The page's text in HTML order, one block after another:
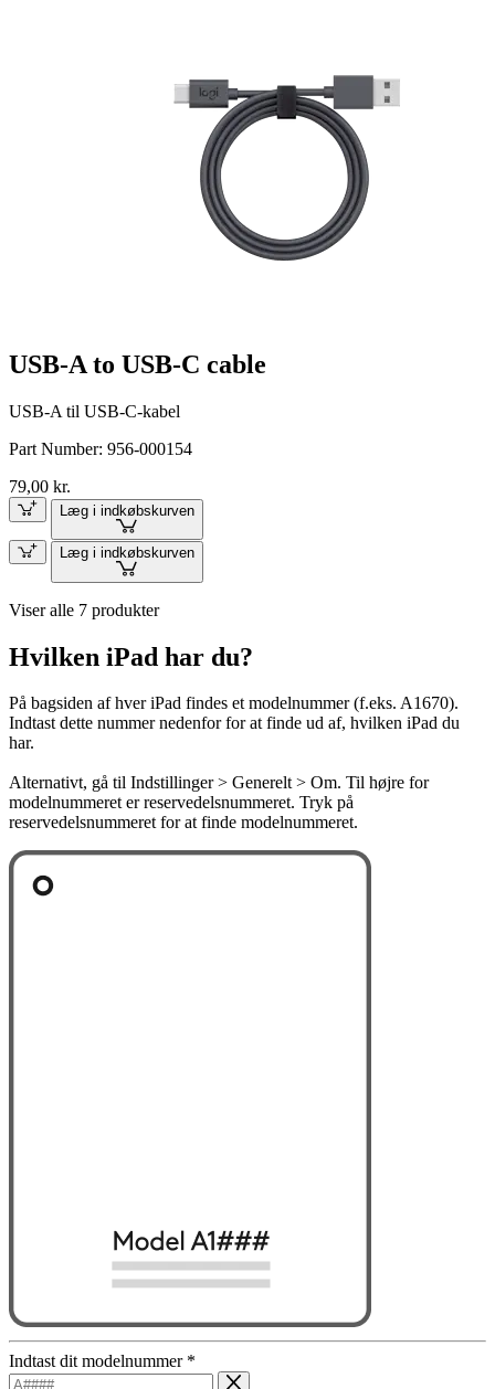
USB-A to USB-C cable
USB-A til USB-C-kabel
Part Number: 956-000154
79,00 kr.
Læg i indkøbskurven
Læg i indkøbskurven
Viser alle 7 produkter
Hvilken iPad har du?
På bagsiden af hver iPad findes et modelnummer (f.eks. A1670).
Indtast dette nummer nedenfor for at finde ud af, hvilken iPad du
har.
Alternativt, gå til Indstillinger > Generelt > Om. Til højre for
modelnummeret er reservedelsnummeret. Tryk på
reservedelsnummeret for at finde modelnummeret.
Indtast dit modelnummer *